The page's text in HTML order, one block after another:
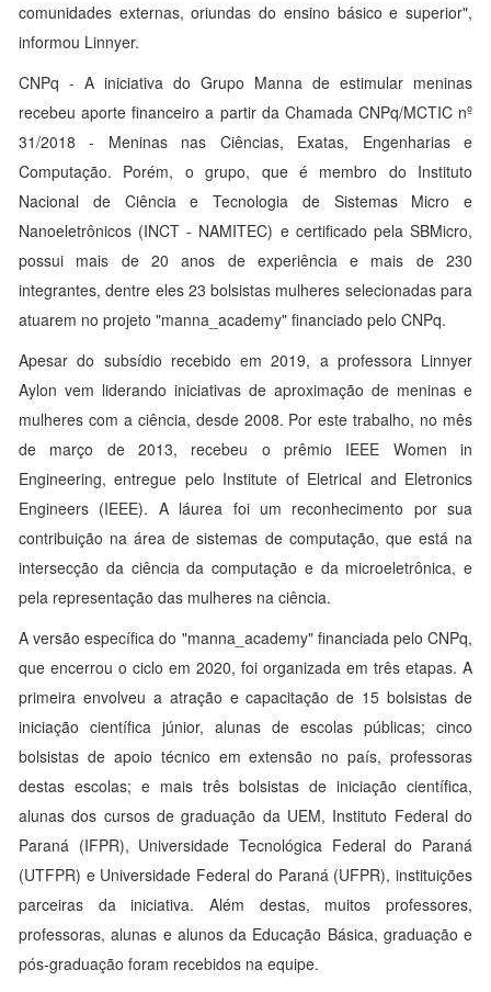
comunidades externas, oriundas do ensino básico e superior",
informou Linnyer.
CNPq - A iniciativa do Grupo Manna de estimular meninas
recebeu aporte financeiro a partir da Chamada CNPq/MCTIC nº
31/2018 - Meninas nas Ciências, Exatas, Engenharias e
Computação. Porém, o grupo, que é membro do Instituto
Nacional de Ciência e Tecnologia de Sistemas Micro e
Nanoeletrônicos (INCT - NAMITEC) e certificado pela SBMicro,
possui mais de 20 anos de experiência e mais de 230
integrantes, dentre eles 23 bolsistas mulheres selecionadas para
atuarem no projeto "manna_academy" financiado pelo CNPq.
Apesar do subsídio recebido em 2019, a professora Linnyer
Aylon vem liderando iniciativas de aproximação de meninas e
mulheres com a ciência, desde 2008. Por este trabalho, no mês
de março de 2013, recebeu o prêmio IEEE Women in
Engineering, entregue pelo Institute of Eletrical and Eletronics
Engineers (IEEE). A láurea foi um reconhecimento por sua
contribuição na área de sistemas de computação, que está na
intersecção da ciência da computação e da microeletrônica, e
pela representação das mulheres na ciência.
A versão específica do "manna_academy" financiada pelo CNPq,
que encerrou o ciclo em 2020, foi organizada em três etapas. A
primeira envolveu a atração e capacitação de 15 bolsistas de
iniciação científica júnior, alunas de escolas públicas; cinco
bolsistas de apoio técnico em extensão no país, professoras
destas escolas; e mais três bolsistas de iniciação científica,
alunas dos cursos de graduação da UEM, Instituto Federal do
Paraná (IFPR), Universidade Tecnológica Federal do Paraná
(UTFPR) e Universidade Federal do Paraná (UFPR), instituições
parceiras da iniciativa. Além destas, muitos professores,
professoras, alunas e alunos da Educação Básica, graduação e
pós-graduação foram recebidos na equipe.